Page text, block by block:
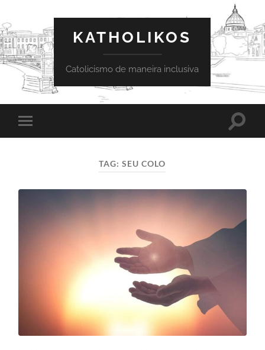
KATHOLIKOS
Catolicismo de maneira inclusiva
Toggle
mobile
Toggle
TAG:SEU COLO